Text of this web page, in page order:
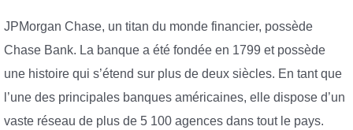
JPMorgan Chase, un titan du monde financier, possède
Chase Bank. La banque a été fondée en 1799 et possède
une histoire qui s’étend sur plus de deux siècles. En tant que
l’une des principales banques américaines, elle dispose d’un
vaste réseau de plus de 5 100 agences dans tout le pays.